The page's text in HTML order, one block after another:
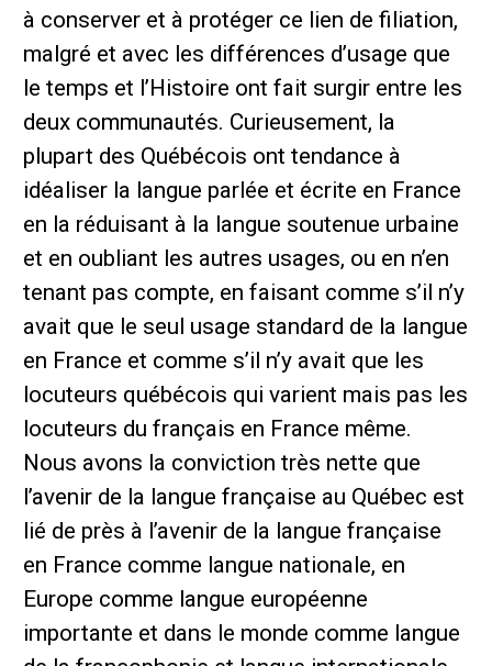
à conserver et à protéger ce lien de filiation,
malgré et avec les différences d’usage que
le temps et l’Histoire ont fait surgir entre les
deux communautés. Curieusement, la
plupart des Québécois ont tendance à
idéaliser la langue parlée et écrite en France
en la réduisant à la langue soutenue urbaine
et en oubliant les autres usages, ou en n’en
tenant pas compte, en faisant comme s’il n’y
avait que le seul usage standard de la langue
en France et comme s’il n’y avait que les
locuteurs québécois qui varient mais pas les
locuteurs du français en France même.
Nous avons la conviction très nette que
l’avenir de la langue française au Québec est
lié de près à l’avenir de la langue française
en France comme langue nationale, en
Europe comme langue européenne
importante et dans le monde comme langue